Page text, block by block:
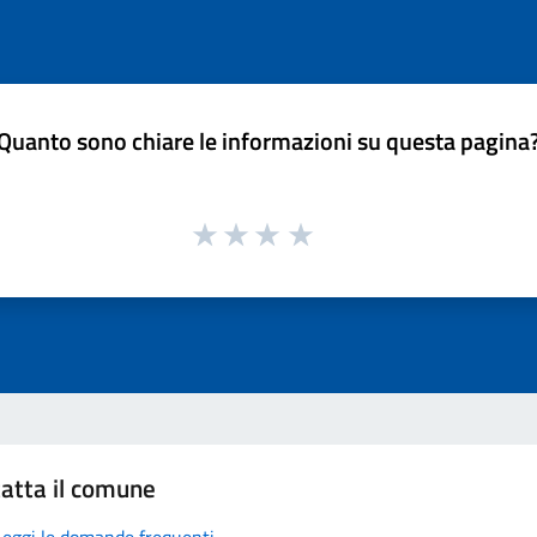
sono chiare le informazioni su questa
il comune